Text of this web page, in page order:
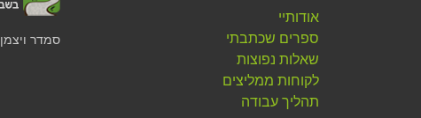
סמדר ויצמן
אודותיי
ספרים שכתבתי
שאלות נפוצות
לקוחות ממליצים
תהליך עבודה